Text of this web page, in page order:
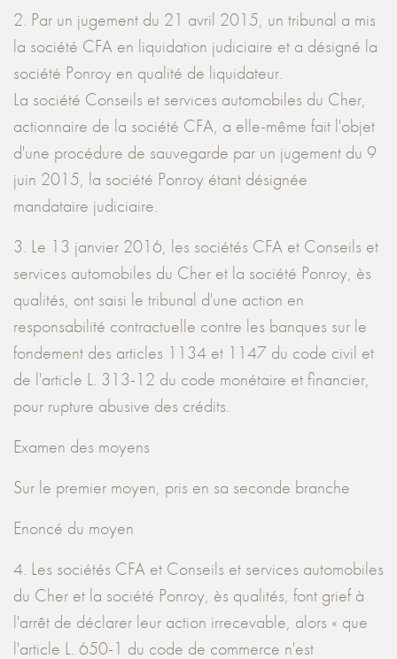
2. Par un jugement du 21 avril 2015, un tribunal a mis
la société CFA en liquidation judiciaire et a désigné la
société Ponroy en qualité de liquidateur.
La société Conseils et services automobiles du Cher,
actionnaire de la société CFA, a elle-même fait l'objet
d'une procédure de sauvegarde par un jugement du 9
juin 2015, la société Ponroy étant désignée
mandataire judiciaire.
3. Le 13 janvier 2016, les sociétés CFA et Conseils et
services automobiles du Cher et la société Ponroy, ès
qualités, ont saisi le tribunal d'une action en
responsabilité contractuelle contre les banques sur le
fondement des articles 1134 et 1147 du code civil et
de l'article L. 313-12 du code monétaire et financier,
pour rupture abusive des crédits.
Examen des moyens
Sur le premier moyen, pris en sa seconde branche
Enoncé du moyen
4. Les sociétés CFA et Conseils et services automobiles
du Cher et la société Ponroy, ès qualités, font grief à
l'arrêt de déclarer leur action irrecevable, alors « que
l'article L. 650-1 du code de commerce n'est